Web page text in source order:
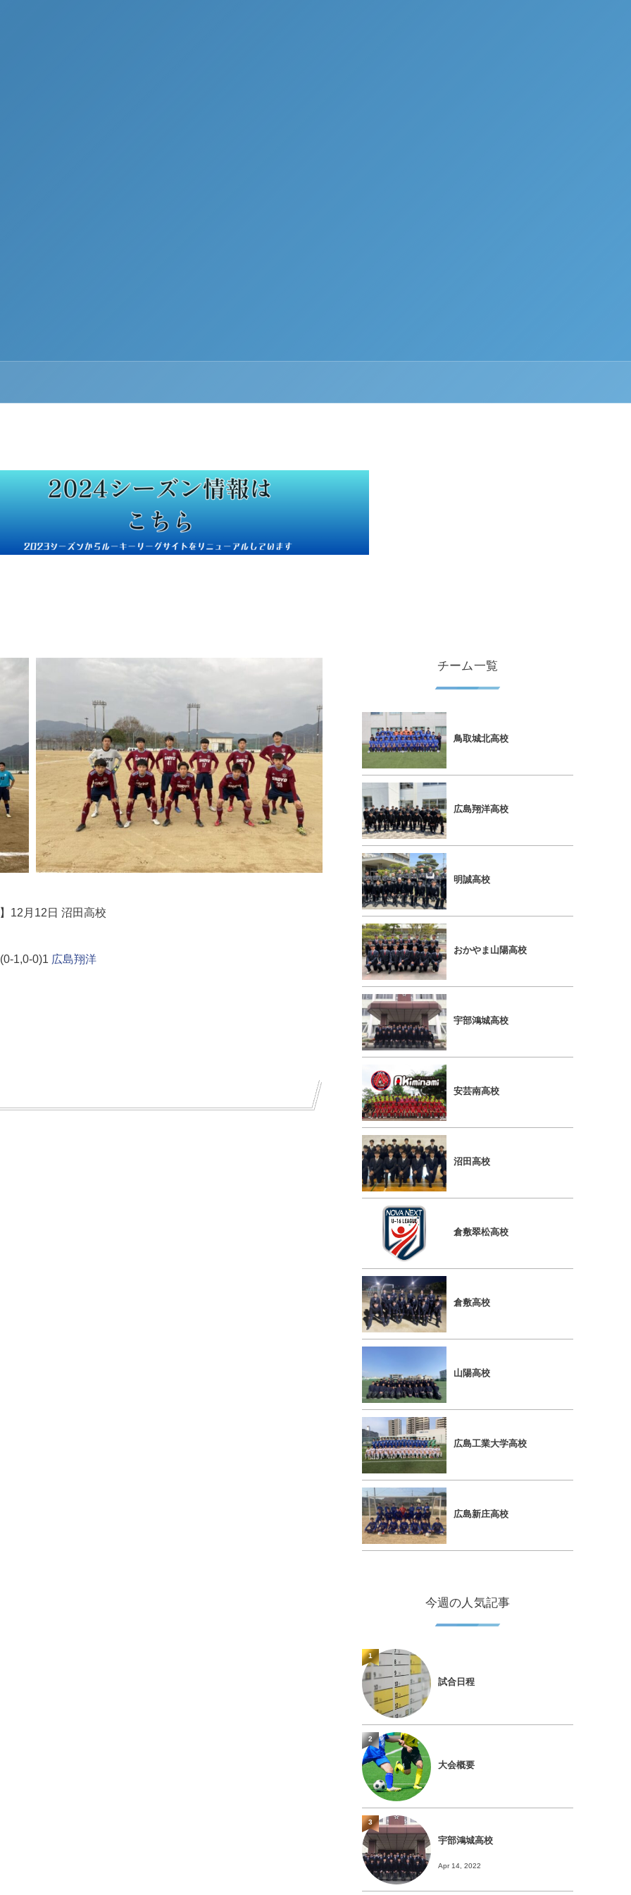
12月12日 沼田高校
1,0-0)1 広島翔洋
チーム一覧
鳥取城北高校
広島翔洋高校
明誠高校
おかやま山陽高校
宇部鴻城高校
安芸南高校
沼田高校
倉敷翠松高校
倉敷高校
山陽高校
広島工業大学高校
広島新庄高校
今週の人気記事
試合日程
1
大会概要
2
宇部鴻城高校
Apr 14, 2022
3